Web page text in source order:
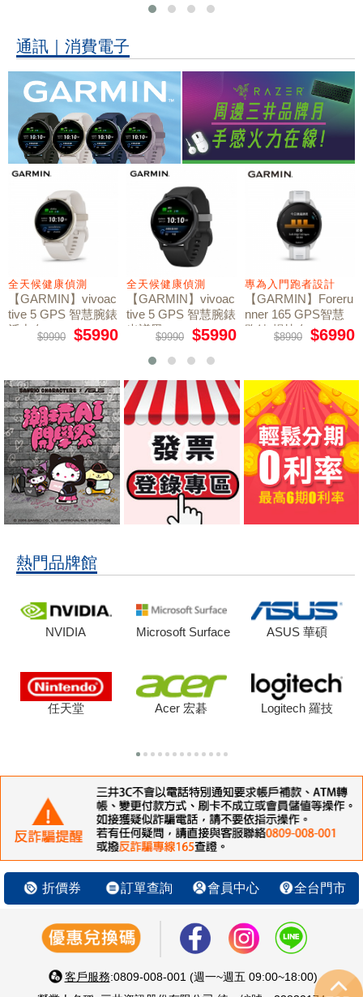
通訊｜消費電子
全天候健康偵測
【GARMIN】vivoac
tive 5 GPS 智慧腕錶
活力白
$9990 $5990
全天候健康偵測
【GARMIN】vivoac
tive 5 GPS 智慧腕錶
光譜黑
$9990 $5990
專為入門跑者設計
【GARMIN】Foreru
nner 165 GPS智慧
跑錶 暢快白
$8990 $6990
熱門品牌館
NVIDIA Microsoft Surface ASUS 華碩
任天堂 Acer 宏碁 Logitech 羅技
折價券 訂單查詢 會員中心 全台門市
客戶服務:0809-008-001 (週一~週五 09:00~18:00)